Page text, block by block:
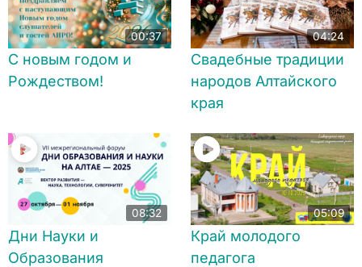
00:37
С новым годом и
Рождеством!
04:24
Свадебные традиции
народов Алтайского
края
08:32
Дни Науки и
Образования
05:09
Край молодого
педагога